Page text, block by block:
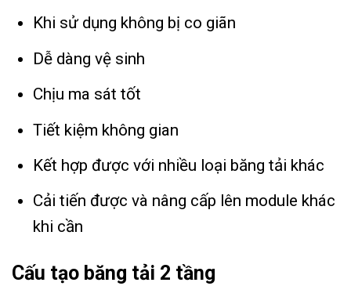
Khi sử dụng không bị co giãn
Dễ dàng vệ sinh
Chịu ma sát tốt
Tiết kiệm không gian
Kết hợp được với nhiều loại băng tải khác
Cải tiến được và nâng cấp lên module khác
khi cần
Cấu tạo băng tải 2 tầng